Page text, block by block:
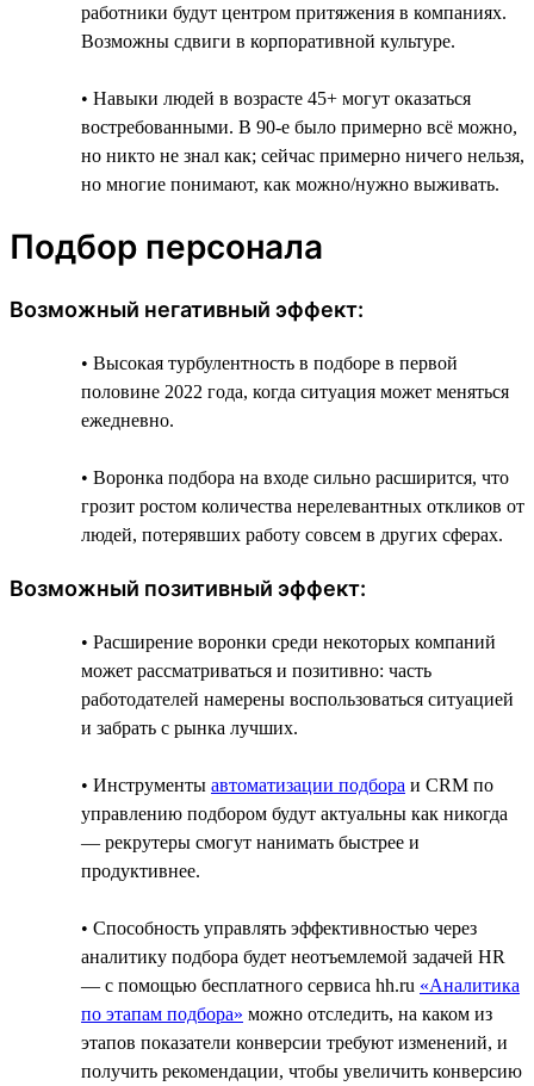
работники будут центром притяжения в компаниях.
Возможны сдвиги в корпоративной культуре.
• Навыки людей в возрасте 45+ могут оказаться
востребованными. В 90-е было примерно всё можно,
но никто не знал как; сейчас примерно ничего нельзя,
но многие понимают, как можно/нужно выживать.
Подбор персонала
Возможный негативный эффект:
• Высокая турбулентность в подборе в первой
половине 2022 года, когда ситуация может меняться
ежедневно.
• Воронка подбора на входе сильно расширится, что
грозит ростом количества нерелевантных откликов от
людей, потерявших работу совсем в других сферах.
Возможный позитивный эффект:
• Расширение воронки среди некоторых компаний
может рассматриваться и позитивно: часть
работодателей намерены воспользоваться ситуацией
и забрать с рынка лучших.
• Инструменты автоматизации подбора и CRM по
управлению подбором будут актуальны как никогда
— рекрутеры смогут нанимать быстрее и
продуктивнее.
• Способность управлять эффективностью через
аналитику подбора будет неотъемлемой задачей HR
— с помощью бесплатного сервиса hh.ru «Аналитика
по этапам подбора» можно отследить, на каком из
этапов показатели конверсии требуют изменений, и
получить рекомендации, чтобы увеличить конверсию